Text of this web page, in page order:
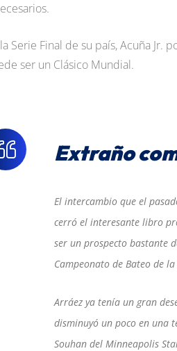
Serie Final de su país, Acuña
ser un Clásico Mundial.
Extraño
El intercambio que el
cerró el interesante libro
ser un prospecto bastante
Campeonato de Bateo de
Arráez ya tenía un gran
disminuyó un poco en una
Souhan del Minneapolis